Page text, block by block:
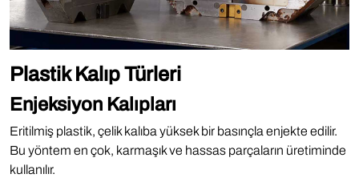
Plastik Kalıp Türleri
Enjeksiyon Kalıpları
Eritilmiş plastik, çelik kalıba yüksek bir basınçla enjekte edilir.
Bu yöntem en çok, karmaşık ve hassas parçaların üretiminde
kullanılır.